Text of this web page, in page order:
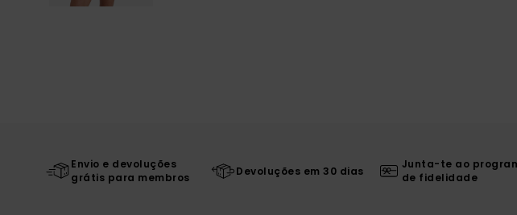
Envio e devoluções
grátis para membros
Devoluções em 30 dias
Junta-te ao
de fidelidade